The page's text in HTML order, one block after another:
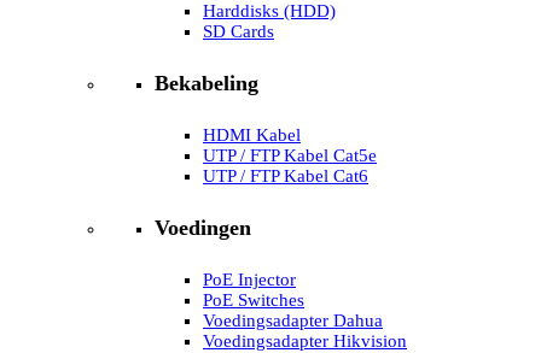
Harddisks (HDD)
SD Cards
Bekabeling
HDMI Kabel
UTP / FTP Kabel Cat5e
UTP / FTP Kabel Cat6
Voedingen
PoE Injector
PoE Switches
Voedingsadapter Dahua
Voedingsadapter Hikvision